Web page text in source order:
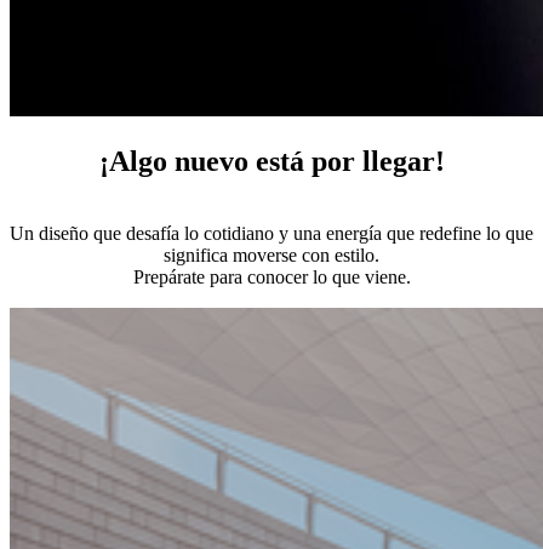
¡Algo nuevo está por llegar!
Un diseño que desafía lo cotidiano y una energía que redefine lo que
significa moverse con estilo.
Prepárate para conocer lo que viene.